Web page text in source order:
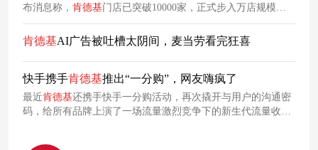
布消息称， 肯德基门店已突破10000家，正式步入万店规模。
在此重要时刻，肯德基联合白敬亭旗下服饰品牌GOODBAI共
同呈现全新员工制服系列。
肯德基AI广告被吐槽太阴间，麦当劳看完狂喜
快手携手肯德基推出“一分购”，网友嗨疯了
最近肯德基还携手快手一分购活动，再次撬开与用户的沟通密
码，给所有品牌上演了一场流量激烈竞争下的新生代流量收割